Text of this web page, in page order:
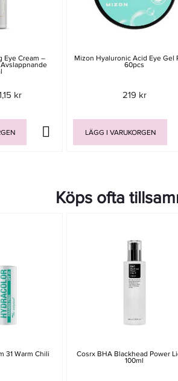
Eye Cream –
kr
Mizon Hyaluronic Acid Eye Gel
60pcs
219 kr
LÄGG I VARUKORGEN
Köps ofta
31 Warm Chili Cosrx BHA Blackhead Power
100ml